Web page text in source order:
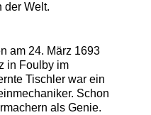
der Welt.
am 24. März 1693
in Foulby im
Tischler war ein
Schon
als Genie.